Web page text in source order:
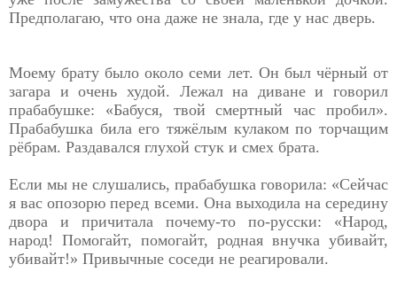
Предполагаю, что она даже не знала, где у нас дверь.
Моему брату было около семи лет. Он был чёрный от
загара и очень худой. Лежал на диване и говорил
прабабушке: «Бабуся, твой смертный час пробил».
Прабабушка била его тяжёлым кулаком по торчащим
рёбрам. Раздавался глухой стук и смех брата.
Если мы не слушались, прабабушка говорила: «Сейчас
я вас опозорю перед всеми. Она выходила на середину
двора и причитала почему-то по-русски: «Народ,
народ! Помогайт, помогайт, родная внучка убивайт,
убивайт!» Привычные соседи не реагировали.